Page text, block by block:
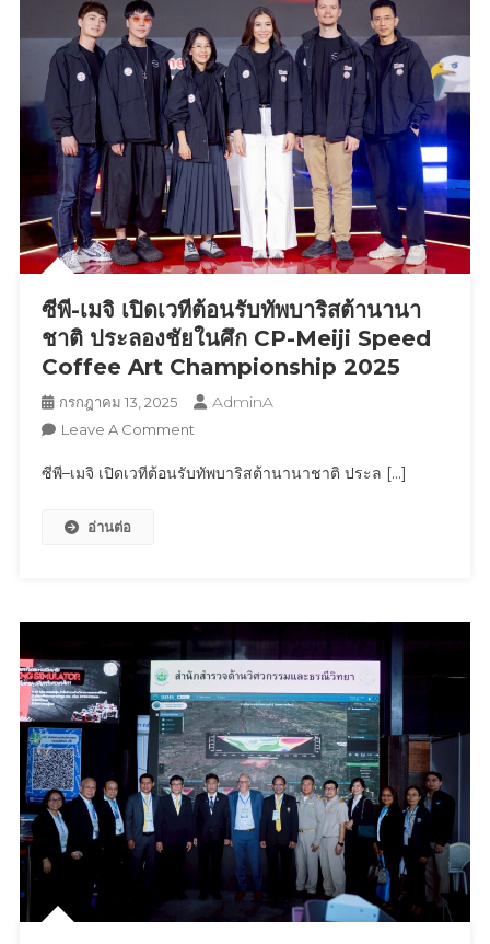
เดิน
แฟชั่น
โชว์
ครั้ง
แรก
เปิด
ตัว
คอลเลคชัน
นิ
ยม
ส์
ฮอต
จัด
เท
รนด์
พุ่ง
ซีพี-เมจิ เปิดเวทีต้อนรับทัพบาริสต้านานา
ชาติ ประลองชัยในศึก CP-Meiji Speed
Coffee Art Championship 2025
กรกฎาคม 13, 2025 AdminA
Leave A Comment
เมจิ
ริ
ส
ต้าน
า
นา
ชาติ
ประลอง
ชัย
ใน
ซีพี–เมจิ เปิดเวทีต้อนรับทัพบาริสต้านานาชาติ ประล […]
อ่านต่อ